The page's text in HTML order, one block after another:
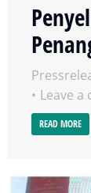
Leave a
READ MORE